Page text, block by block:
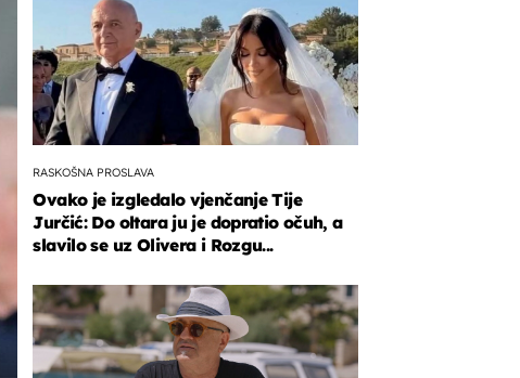
RASKOŠNA PROSLAVA
Ovako je izgledalo vjenčanje Tije
Jurčić: Do oltara ju je dopratio očuh, a
slavilo se uz Olivera i Rozgu...